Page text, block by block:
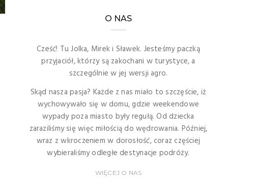
O NAS
Cześć! Tu Jolka, Mirek i Sławek. Jesteśmy paczką
przyjaciół, którzy są zakochani w turystyce, a
szczególnie w jej wersji agro.
Skąd nasza pasja? Każde z nas miało to szczęście, iż
wychowywało się w domu, gdzie weekendowe
wypady poza miasto były regułą. Od dziecka
zaraziliśmy się więc miłością do wędrowania. Później,
wraz z wkroczeniem w dorosłość, coraz częściej
wybieraliśmy odległe destynacje podróży.
WIĘCEJ O NAS